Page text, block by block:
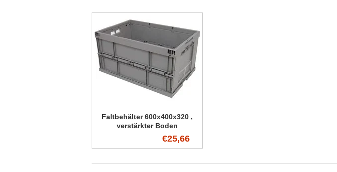
Faltbehälter 600x400x320 ,
verstärkter Boden
€25,66